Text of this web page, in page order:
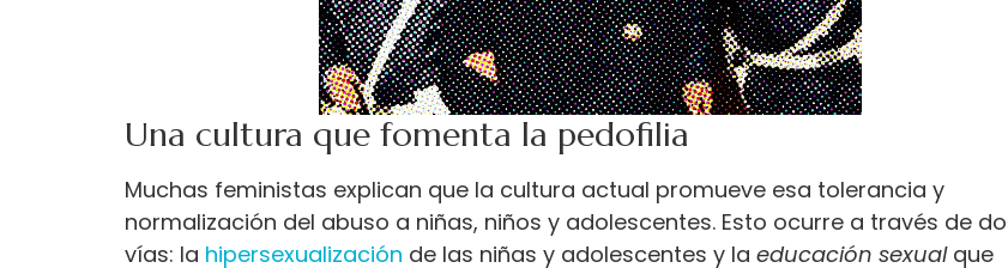
Una cultura que fomenta la pedofilia
Muchas feministas explican que la cultura actual promueve esa tolerancia y
normalización del abuso a niñas, niños y adolescentes. Esto ocurre a través de
vías: la hipersexualización de las niñas y adolescentes y la educación sexualque